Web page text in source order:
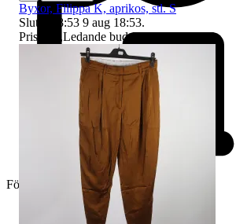
Företag
Byxor, Filippa K, aprikos, stl. S
Sluttid
18:53 9 aug 18:53.
Pris:
,Ledande bud.